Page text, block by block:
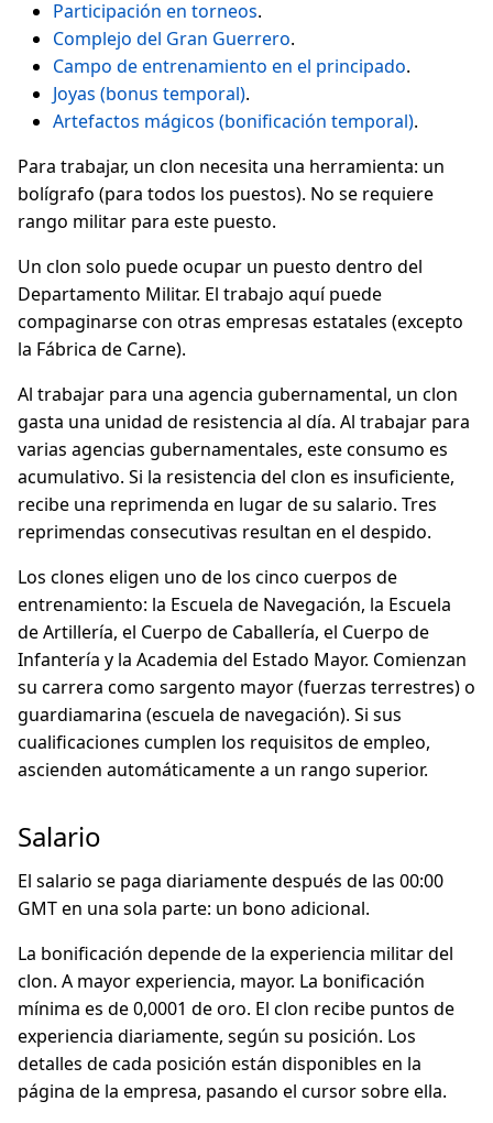
Participación en torneos.
Complejo del Gran Guerrero.
Campo de entrenamiento en el principado.
Joyas (bonus temporal).
Artefactos mágicos (bonificación temporal).
Para trabajar, un clon necesita una herramienta: un
bolígrafo (para todos los puestos). No se requiere
rango militar para este puesto.
Un clon solo puede ocupar un puesto dentro del
Departamento Militar. El trabajo aquí puede
compaginarse con otras empresas estatales (excepto
la Fábrica de Carne).
Al trabajar para una agencia gubernamental, un clon
gasta una unidad de resistencia al día. Al trabajar para
varias agencias gubernamentales, este consumo es
acumulativo. Si la resistencia del clon es insuficiente,
recibe una reprimenda en lugar de su salario. Tres
reprimendas consecutivas resultan en el despido.
Los clones eligen uno de los cinco cuerpos de
entrenamiento: la Escuela de Navegación, la Escuela
de Artillería, el Cuerpo de Caballería, el Cuerpo de
Infantería y la Academia del Estado Mayor. Comienzan
su carrera como sargento mayor (fuerzas terrestres) o
guardiamarina (escuela de navegación). Si sus
cualificaciones cumplen los requisitos de empleo,
ascienden automáticamente a un rango superior.
Salario
El salario se paga diariamente después de las 00:00
GMT en una sola parte: un bono adicional.
La bonificación depende de la experiencia militar del
clon. A mayor experiencia, mayor. La bonificación
mínima es de 0,0001 de oro. El clon recibe puntos de
experiencia diariamente, según su posición. Los
detalles de cada posición están disponibles en la
página de la empresa, pasando el cursor sobre ella.